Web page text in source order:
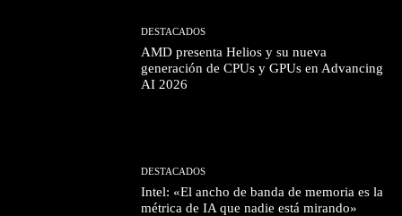
DESTACADOS
AMD presenta Helios y su nueva
generación de CPUs y GPUs en Advancing
AI 2026
DESTACADOS
Intel: «El ancho de banda de memoria es la
métrica de IA que nadie está mirando»